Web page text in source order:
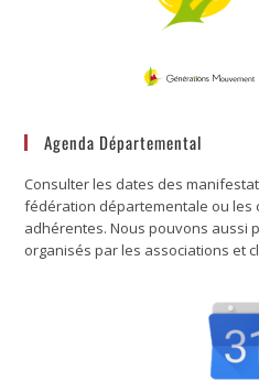
Agenda Départemental
Consulter les dates des
fédération départementale ou les
adhérentes. Nous pouvons aussi
organisés par les associations et